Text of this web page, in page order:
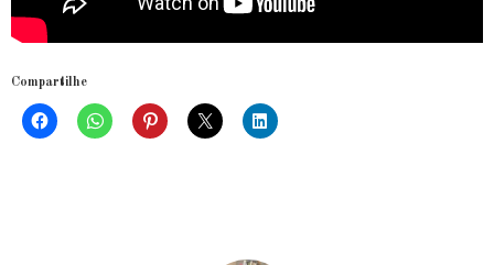
Compartilhe